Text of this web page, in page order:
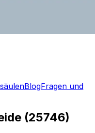
BlogFragen und
(25746)